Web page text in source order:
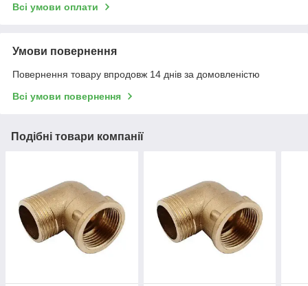
Всі умови оплати
Умови повернення
Повернення товару впродовж 14 днів за домовленістю
Всі умови повернення
Подібні товари компанії